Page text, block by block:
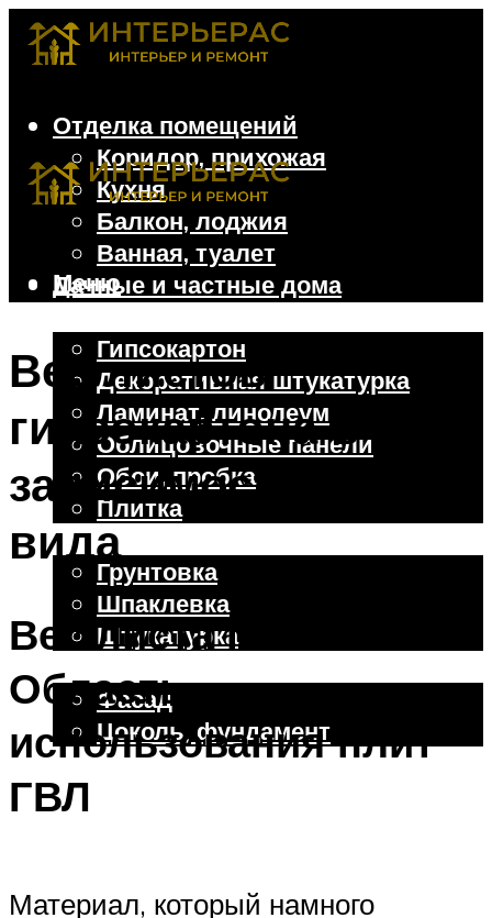
Отделка помещений
Коридор, прихожая
Кухня
Балкон, лоджия
Ванная, туалет
Дачные и частные дома
Гипсокартон
Декоративная штукатурка
Ламинат, линолеум
Облицовочные панели
Обои, пробка
Плитка
Отделочные работы
Грунтовка
Шпаклевка
Штукатурка
Внешняя отделка
Фасад
Цоколь, фундамент
Меню
Меню
Вес листов
гипсокартона в
зависимости от
вида
Вес листа ГВЛ.
Область
использования плит
ГВЛ
Материал, который намного